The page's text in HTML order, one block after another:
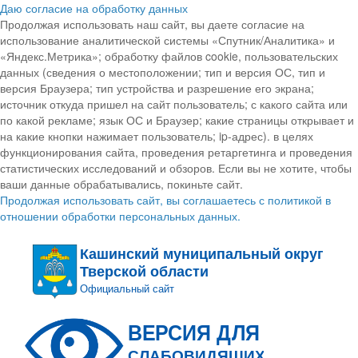
Даю согласие на обработку данных
Продолжая использовать наш сайт, вы даете согласие на
использование аналитической системы «Спутник/Аналитика» и
«Яндекс.Метрика»; обработку файлов cookie, пользовательских
данных (сведения о местоположении; тип и версия ОС, тип и
версия Браузера; тип устройства и разрешение его экрана;
источник откуда пришел на сайт пользователь; с какого сайта или
по какой рекламе; язык ОС и Браузер; какие страницы открывает и
на какие кнопки нажимает пользователь; ip-адрес). в целях
функционирования сайта, проведения ретаргетинга и проведения
статистических исследований и обзоров. Если вы не хотите, чтобы
ваши данные обрабатывались, покиньте сайт.
Продолжая использовать сайт, вы соглашаетесь с политикой в
отношении обработки персональных данных.